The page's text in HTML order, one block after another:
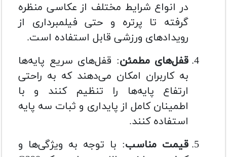
در انواع شرایط مختلف از عکاسی منظره
گرفته تا پرتره و حتی فیلمبرداری از
رویدادهای ورزشی قابل استفاده است.
قفل‌های مطمئن: قفل‌های سریع پایه‌ها
به کاربران امکان می‌دهند که به راحتی
ارتفاع پایه‌ها را تنظیم کنند و با
اطمینان کامل از پایداری و ثبات سه پایه
استفاده کنند.
قیمت مناسب: با توجه به ویژگی‌ها و